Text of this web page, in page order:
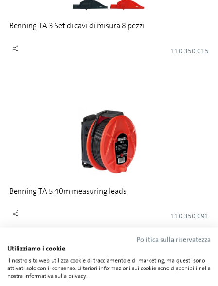
Benning TA 3 Set di cavi di misura 8 pezzi
110.350.015
Benning TA 5 40m measuring leads
110.350.091
Politica sulla riservatezza
Utilizziamo i cookie
Il nostro sito web utilizza cookie di tracciamento e di marketing, ma questi sono
attivati solo con il consenso. Ulteriori informazioni sui cookie sono disponibili nella
nostra informativa sulla privacy.